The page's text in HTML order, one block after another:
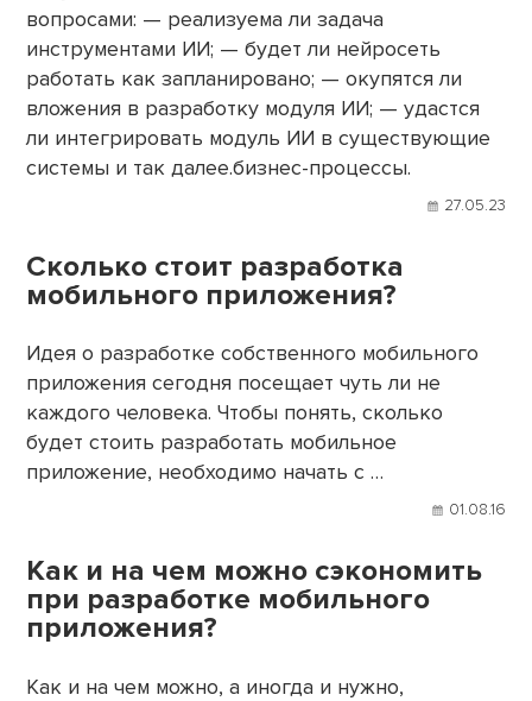
вопросами: — реализуема ли задача
инструментами ИИ; — будет ли нейросеть
работать как запланировано; — окупятся ли
вложения в разработку модуля ИИ; — удастся
ли интегрировать модуль ИИ в существующие
системы и так далее.бизнес-процессы.
27.05.23
Сколько стоит разработка
мобильного приложения?
Идея о разработке собственного мобильного
приложения сегодня посещает чуть ли не
каждого человека. Чтобы понять, сколько
будет стоить разработать мобильное
приложение, необходимо начать с …
01.08.16
Как и на чем можно сэкономить
при разработке мобильного
приложения?
Как и на чем можно, а иногда и нужно,